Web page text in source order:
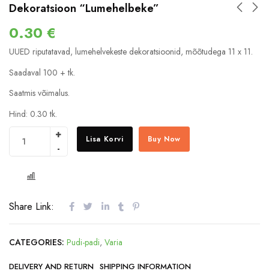
Dekoratsioon “Lumehelbeke”
0.30 €
UUED riputatavad, lumehelvekeste dekoratsioonid, mõõtudega 11 x 11.
Saadaval 100 + tk.
Saatmis võimalus.
Hind: 0.30 tk.
Lisa Korvi Buy Now
Share Link:
CATEGORIES: Pudi-padi, Varia
DELIVERY AND RETURN SHIPPING INFORMATION